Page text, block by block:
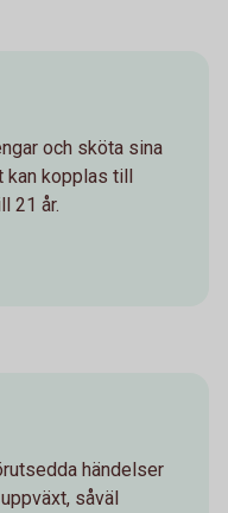
och sköta sina
kan kopplas till
21 år.
händelser
såväl